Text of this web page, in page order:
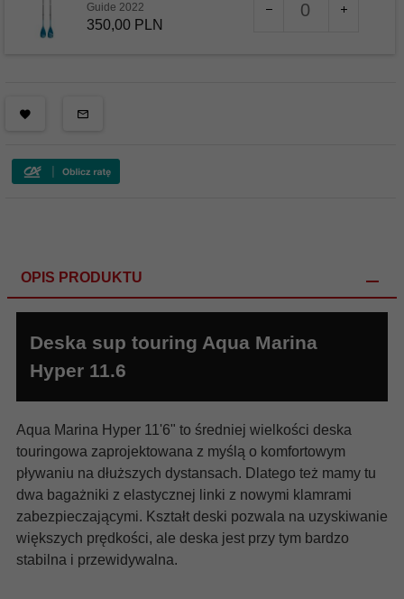
Guide 2022
350,00 PLN
OPIS PRODUKTU
Deska sup touring Aqua Marina
Hyper 11.6
Aqua Marina Hyper 11'6" to średniej wielkości deska
touringowa zaprojektowana z myślą o komfortowym
pływaniu na dłuższych dystansach. Dlatego też mamy tu
dwa bagażniki z elastycznej linki z nowymi klamrami
zabezpieczającymi. Kształt deski pozwala na uzyskiwanie
większych prędkości, ale deska jest przy tym bardzo
stabilna i przewidywalna.